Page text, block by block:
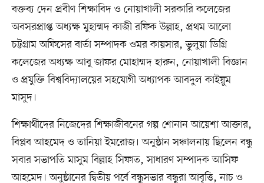
বক্তব্য দেন প্রবীণ শিক্ষাবিদ ও নোয়াখালী সরকারি কলেজের
অবসরপ্রাপ্ত অধ্যক্ষ মুহাম্মদ কাজী রফিক উল্লাহ, প্রথম আলো
চট্টগ্রাম অফিসের বার্তা সম্পাদক ওমর কায়সার, ভুলুয়া ডিগ্রি
কলেজের অধ্যক্ষ আবু জাফর মোহাম্মদ হারুন, নোয়াখালী বিজ্ঞান
ও প্রযুক্তি বিশ্ববিদ্যালয়ের সহযোগী অধ্যাপক আবদুল কাইয়ুম
মাসুদ।
শিক্ষার্থীদের নিজেদের শিক্ষাজীবনের গল্প শোনান আয়েশা আক্তার,
বিপ্লব আহমেদ ও তানিয়া ইমরোজ। অনুষ্ঠান সঞ্চালনায় ছিলেন বন্ধু
সবার সভাপতি মাসুম বিল্লাহ সিফাত, সাধারণ সম্পাদক আসিফ
আহমেদ। অনুষ্ঠানের দ্বিতীয় পর্বে বন্ধুসভার বন্ধুরা আবৃত্তি, নাচ ও